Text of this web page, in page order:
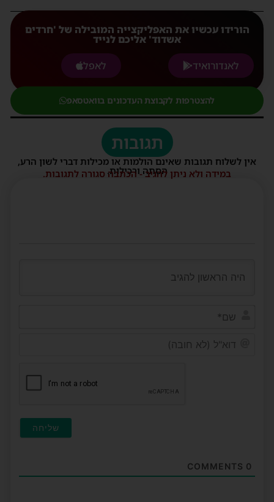
הורידו עכשיו את האפליקצייה המובילה של 'חרדים
אשדוד' אליכם לנייד
לאנדורואיד
לאפל
להצטרפות לקבוצת העדכונים בוואטסאפ
תגובות
אין לשלוח תגובות שאינם הולמות או מכילות דברי לשון הרע,
הסתה ורכילות.
במידה ולא ניתן להגיב - הכתבה סגורה לתגובות.
0